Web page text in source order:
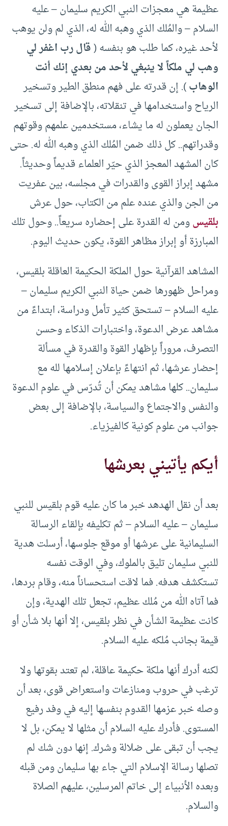
عظيمة هي معجزات النبي الكريم سليمان – عليه
السلام – والمُلك الذي وهبه الله له، الذي لم ولن يوهب
لأحد غيره، كما طلب هو بنفسه (قال رب اغفر لي
وهب لي ملكاً لا ينبغي لأحد من بعدي إنك أنت
الوهاب). إن قدرته على فهم منطق الطير وتسخير
الرياح واستخدامها في تنقلاته، بالإضافة إلى تسخير
الجان يعملون له ما يشاء، مستخدمين علمهم وقوتهم
وقدراتهم.. كل ذلك ضمن المُلك الذي وهبه الله له. حتى
كان المشهد المعجز الذي حيّر العلماء قديماً وحديثاً.
مشهد إبراز القوى والقدرات في مجلسه، بين عفريت
من الجن والذي عنده علم من الكتاب، حول عرش
بلقيسومن له القدرة على إحضاره سريعاً.. وحول تلك
المبارزة أو إبراز مظاهر القوة، يكون حديث اليوم.
المشاهد القرآنية حول الملكة الحكيمة العاقلة بلقيس،
ومراحل ظهورها ضمن حياة النبي الكريم سليمان –
عليه السلام – تستحق كثير تأمل ودراسة، ابتداءً من
مشاهد عرض الدعوة، واختبارات الذكاء وحسن
التصرف، مروراً بإظهار القوة والقدرة في مسألة
إحضار عرشها، ثم انتهاءً بإعلان إسلامها لله مع
سليمان.. كلها مشاهد يمكن أن تُدرّس في علوم الدعوة
والنفس والاجتماع والسياسة، بالإضافة إلى بعض
جوانب من علوم كونية كالفيزياء.
أيكم يأتيني بعرشها
بعد أن نقل الهدهد خبر ما كان عليه قوم بلقيس للنبي
سليمان – عليه السلام – ثم تكليفه بإلقاء الرسالة
السليمانية على عرشها أو موقع جلوسها، أرسلت هدية
للنبي سليمان تليق بالملوك، وفي الوقت نفسه
تستكشف هدفه. فما لاقت استحساناً منه، وقام بردها،
فما آتاه الله من مُلك عظيم، تجعل تلك الهدية، وإن
كانت عظيمة الشأن في نظر بلقيس، إلا أنها بلا شأن أو
قيمة بجانب مُلكه عليه السلام.
لكنه أدرك أنها ملكة حكيمة عاقلة، لم تعتد بقوتها ولا
ترغب في حروب ومنازعات واستعراض قوى، بعد أن
وصله خبر عزمها القدوم بنفسها إليه في وفد رفيع
المستوى. فأدرك عليه السلام أن مثلها لا يمكن، بل لا
يجب أن تبقى على ضلالة وشرك. إنها دون شك لم
تصلها رسالة الإسلام التي جاء بها سليمان ومن قبله
وبعده الأنبياء إلى خاتم المرسلين، عليهم الصلاة
والسلام.